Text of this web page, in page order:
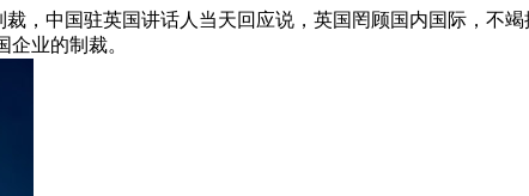
中国驻英国讲话人当天回应说，英国罔顾国内国际，不
业的制裁。